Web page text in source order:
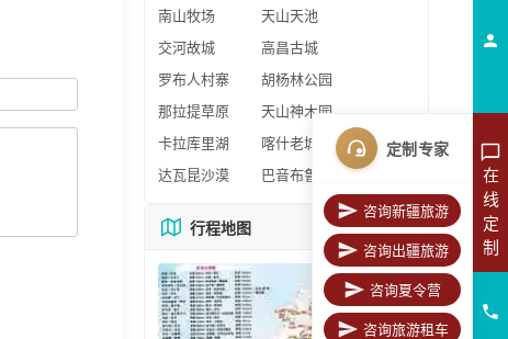
南山牧场
天山天池
交河故城
高昌古城
罗布人村寨
胡杨林公园
那拉提草原
天山神木园
卡拉库里湖
喀什老城区
达瓦昆沙漠
巴音布鲁克
行程地图 更多地图
在
线
定
制
定制专家
咨询新疆旅游
咨询出疆旅游
咨询夏令营
咨询旅游租车